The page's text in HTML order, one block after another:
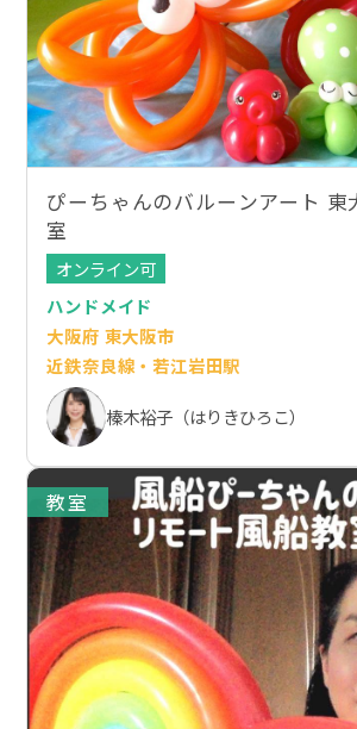
ぴーちゃんのバルーンアート 東
室
オンライン可
ハンドメイド
大阪府 東大阪市
近鉄奈良線・若江岩田駅
榛木裕子（はりきひろこ）
教室